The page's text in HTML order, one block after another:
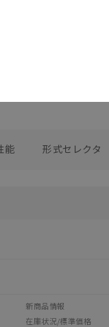
能 形式セレクタ
新商品情報
在庫状況/標準価格